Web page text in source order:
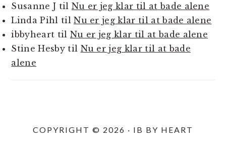
Susanne J til Nu er jeg klar til at bade alene
Linda Pihl tilNu er jeg klar til at bade alene
ibbyheart til Nu er jeg klar til at bade alene
Stine Hesbytil Nu er jeg klar til at bade
alene
COPYRIGHT © 2026 · IB BY HEART